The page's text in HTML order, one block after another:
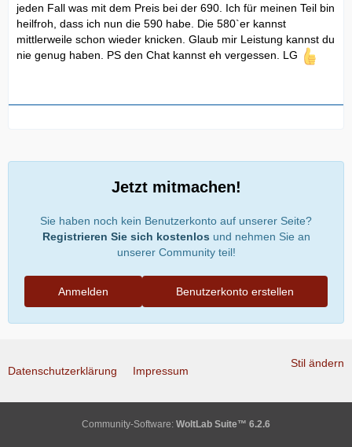
jeden Fall was mit dem Preis bei der 690. Ich für meinen Teil bin
heilfroh, dass ich nun die 590 habe. Die 580`er kannst
mittlerweile schon wieder knicken. Glaub mir Leistung kannst du
nie genug haben. PS den Chat kannst eh vergessen. LG
Jetzt mitmachen!
Sie haben noch kein Benutzerkonto auf unserer Seite?
Registrieren Sie sich kostenlos und nehmen Sie an
unserer Community teil!
Benutzerkonto erstellen
Anmelden
Stil ändern
Datenschutzerklärung Impressum
Community-Software: WoltLab Suite™ 6.2.6